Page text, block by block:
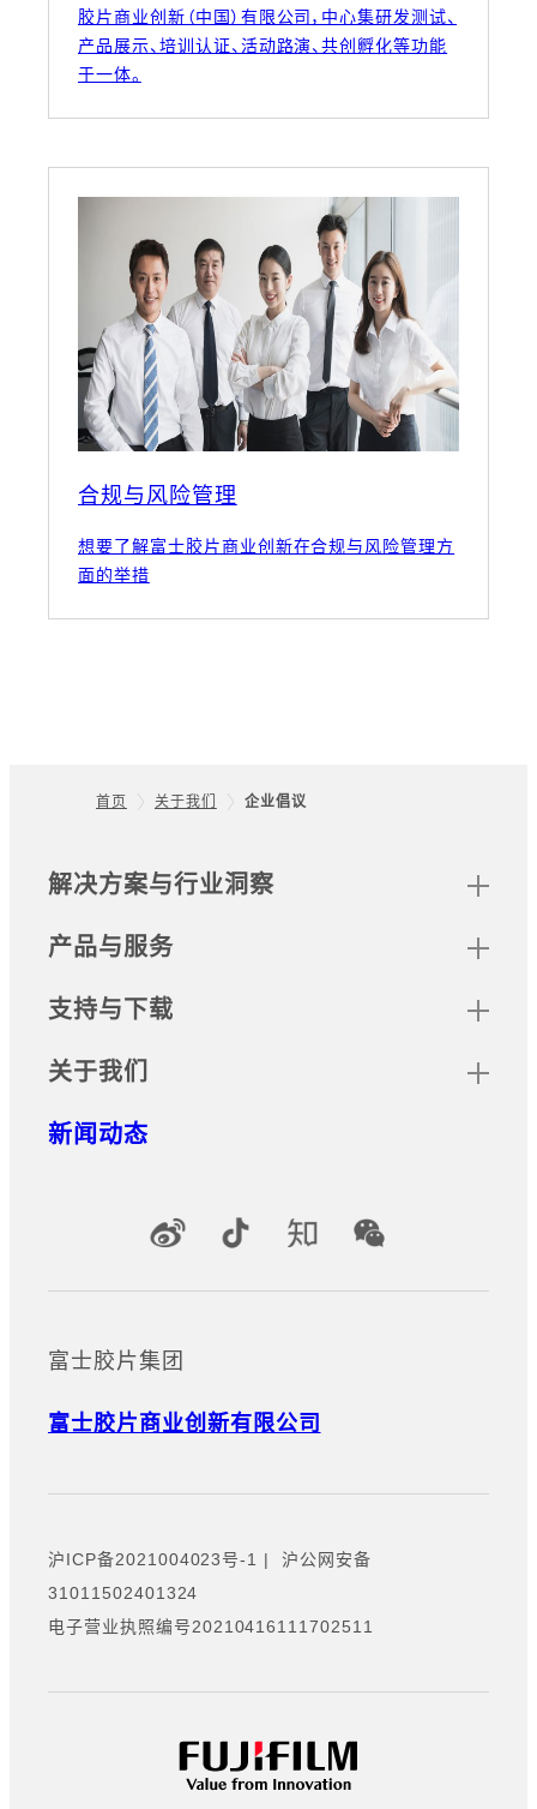
胶片商业创新（中国）有限公司，中心集研发测试、
产品展示、培训认证、活动路演、共创孵化等功能
于一体。
合规与风险管理
想要了解富士胶片商业创新在合规与风险管理方
面的举措
首页 关于我们 企业倡议
网站地图
解决方案与行业洞察
产品与服务
支持与下载
关于我们
新闻动态
官方社交媒体账号
富士胶片集团
富士胶片商业创新有限公司
沪ICP备2021004023号-1 |沪公网安备
31011502401324
电子营业执照编号20210416111702511